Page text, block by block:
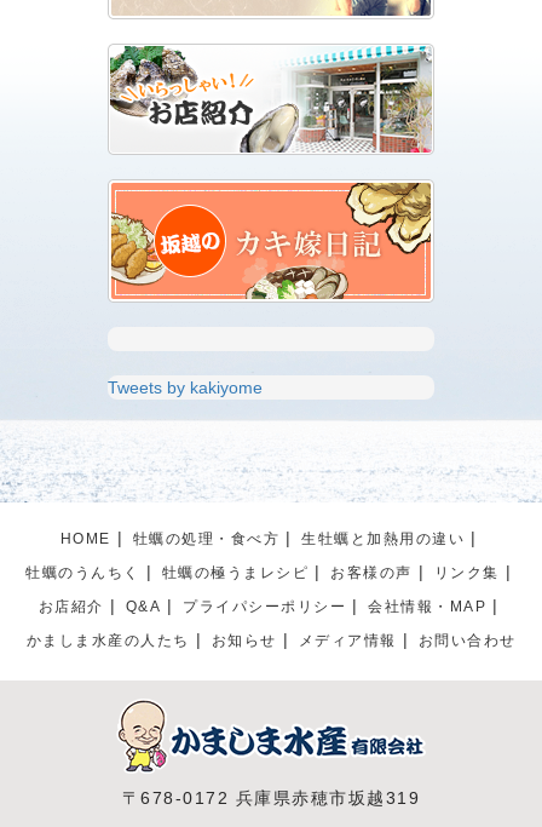
Tweets by kakiyome
HOME 牡蠣の処理・食べ方
生牡蠣と加熱用の違い
牡蠣のうんちく
牡蠣の極うまレシピ お客様の声
リンク集
お店紹介
Q&A プライパシーポリシー
会社情報・MAP
かましま水産の人たち
お知らせ メディア情報 お問い合わせ
〒678-0172 兵庫県赤穂市坂越319